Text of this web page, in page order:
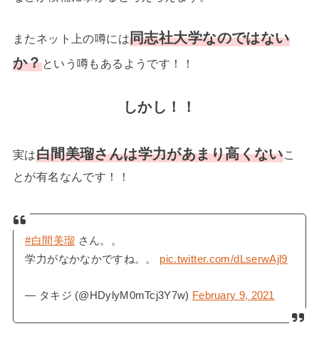
またネット上の噂には同志社大学なのではない
か？という噂もあるようです！！
しかし！！
実は白間美瑠さんは学力があまり高くないこ
とが有名なんです！！
#白間美瑠 さん。。
学力がなかなかですね。。 pic.twitter.com/dLserwAjl9
— タキジ (@HDylyM0mTcj3Y7w) February 9, 2021